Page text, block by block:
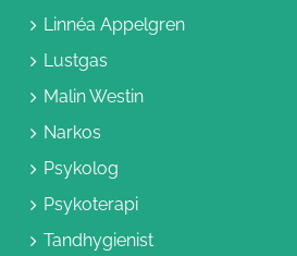
Linnéa Appelgren
Lustgas
Malin Westin
Narkos
Psykolog
Psykoterapi
Tandhygienist